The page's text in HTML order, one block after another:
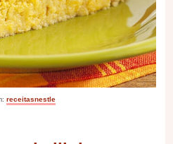
receitasnestle